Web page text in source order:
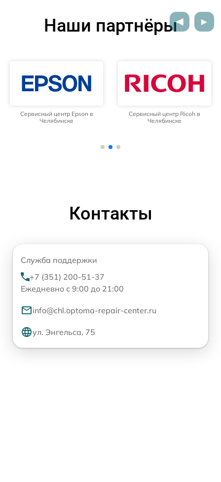
Наши партнёры
Сервисный центр Epson в
Челябинске
Сервисный центр Ricoh в
Челябинске
Контакты
Служба поддержки
+7 (351) 200-51-37
Ежедневно с 9:00 до 21:00
info@chl.optoma-repair-center.ru
ул. Энгельса, 75